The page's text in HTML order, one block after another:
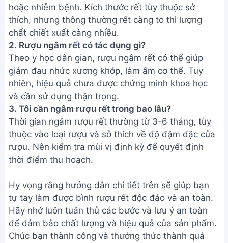
hoặc nhiễm bệnh. Kích thước rết tùy thuộc sở
thích, nhưng thông thường rết càng to thì lượng
chất chiết xuất càng nhiều.
2. Rượu ngâm rết có tác dụng gì?
Theo y học dân gian, rượu ngâm rết có thể giúp
giảm đau nhức xương khớp, làm ấm cơ thể. Tuy
nhiên, hiệu quả chưa được chứng minh khoa học
và cần sử dụng thận trọng.
3. Tôi cần ngâm rượu rết trong bao lâu?
Thời gian ngâm rượu rết thường từ 3-6 tháng, tùy
thuộc vào loại rượu và sở thích về độ đậm đặc của
rượu. Nên kiểm tra mùi vị định kỳ để quyết định
thời điểm thu hoạch.
Hy vọng rằng hướng dẫn chi tiết trên sẽ giúp bạn
tự tay làm được bình rượu rết độc đáo và an toàn.
Hãy nhớ luôn tuân thủ các bước và lưu ý an toàn
để đảm bảo chất lượng và hiệu quả của sản phẩm.
Chúc bạn thành công và thưởng thức thành quả